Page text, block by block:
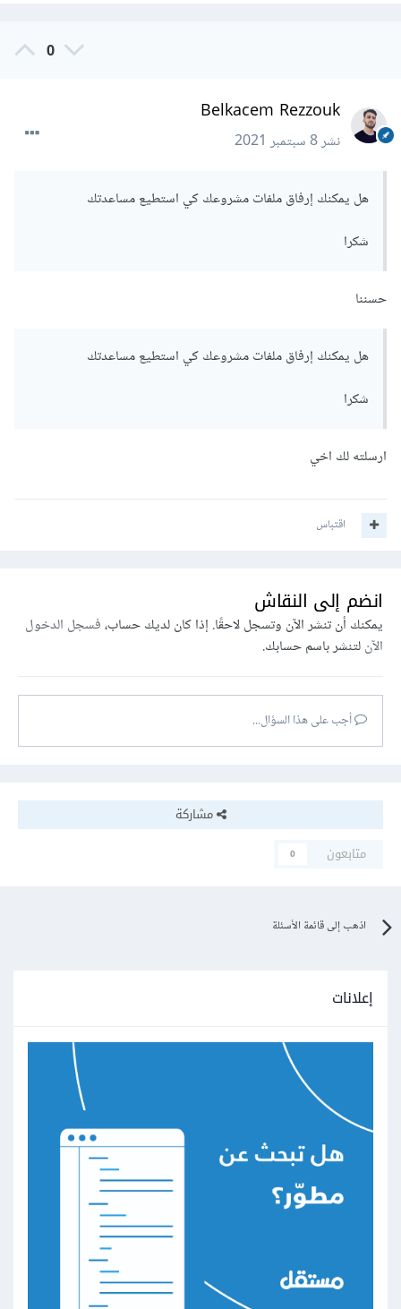
0
Belkacem Rezzouk
نشر8 سبتمبر 2021
هل يمكنك إرفاق ملفات مشروعك كي استطيع مساعدتك
شكرا
حسننا
هل يمكنك إرفاق ملفات مشروعك كي استطيع مساعدتك
شكرا
ارسلته لك اخي
اقتباس
انضم إلى النقاش
يمكنك أن تنشر الآن وتسجل لاحقًا. إذا كان لديك حساب،فسجل الدخول
الآنلتنشر باسم حسابك.
أجب على هذا السؤال...
مشاركة
متابعون
0
اذهب إلى قائمة الأسئلة
إعلانات